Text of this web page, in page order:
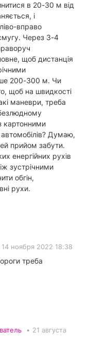
в 20-30 м від
і
вправо
Через 3-4
щоб дистанція
200-300 м. Чи
щоб на швидкості
маневри, треба
картонними
Думаю,
прийом забути.
енергійних рухів
зустрічними
обгін,
рухи.
14 ноября 2022 18:38
треба
• 21 августа